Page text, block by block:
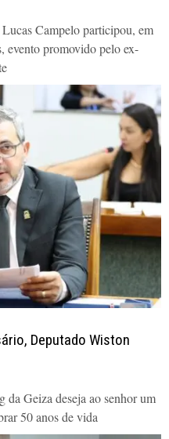
Campelo participou, em
evento promovido pelo ex-
Deputado Wiston
da Geiza deseja ao senhor um
50 anos de vida